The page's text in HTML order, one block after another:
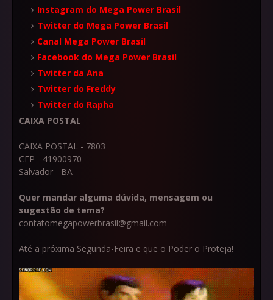
Instagram do Mega Power Brasil
Twitter do Mega Power Brasil
Canal Mega Power Brasil
Facebook do Mega Power Brasil
Twitter da Ana
Twitter do Freddy
Twitter do Rapha
CAIXA POSTAL
CAIXA POSTAL - 7803
CEP - 41900970
Salvador - BA
Quer mandar alguma dúvida, mensagem ou
sugestão de tema?
contatomegapowerbrasil@gmail.com
Até a próxima Segunda-Feira e que o Poder o Proteja!